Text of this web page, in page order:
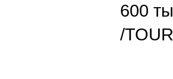
600
/